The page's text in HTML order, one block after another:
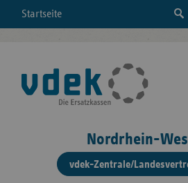
Startseite
Nordrhein-
vdek-Zentrale/